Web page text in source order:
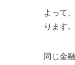
よって
ります。
同じ金